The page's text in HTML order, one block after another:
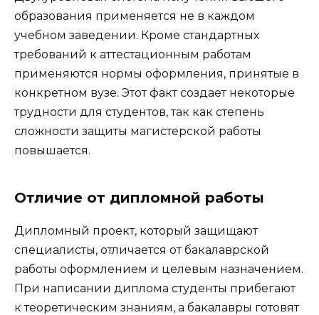
образования применяется не в каждом
учебном заведении. Кроме стандартных
требований к аттестационным работам
применяются нормы оформления, принятые в
конкретном вузе. Этот факт создает некоторые
трудности для студентов, так как степень
сложности защиты магистерской работы
повышается.
Отличие от дипломной работы
Дипломный проект, который защищают
специалисты, отличается от бакалаврской
работы оформлением и целевым назначением.
При написании диплома студенты прибегают
к теоретическим знаниям, а бакалавры готовят